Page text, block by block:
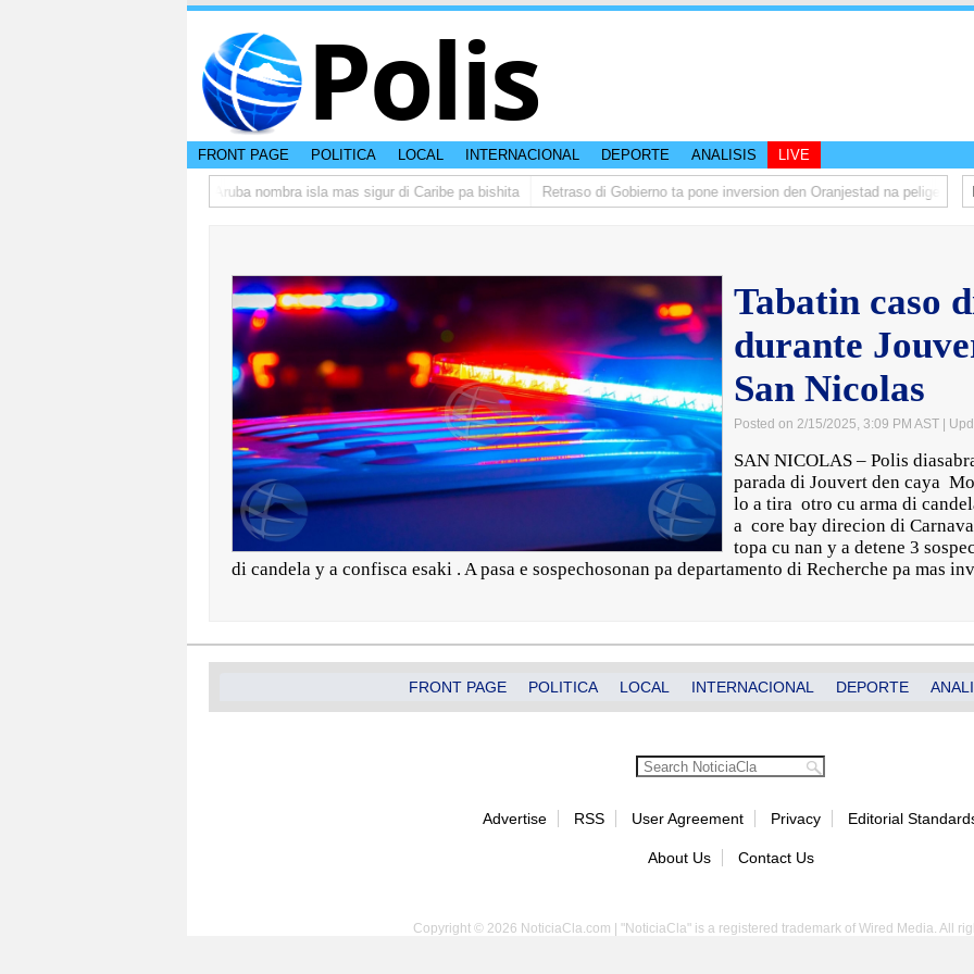
Polis
FRONT PAGE POLITICA LOCAL INTERNACIONAL DEPORTE ANALISIS LIVE
CISI: Aruba nombra isla mas sigur di Caribe pa bishita Retraso di Gobierno ta pone inversion den Oranjestad na peliger
Tabatin caso
durante
San Nicolas
Posted on 2/15/2025, 3:09 PM AST |
SAN NICOLAS – Polis
parada di Jouvert den caya
lo a tira otro cu arma di
a core bay direcion di
topa cu nan y a detene 3
di candela y a confisca esaki . A pasa e sospechosonan pa departamento di Recherche pa mas
FRONT PAGE POLITICA LOCAL INTERNACIONAL DEPORTE
Advertise RSS User Agreement Privacy Editorial
About Us Contact Us
Copyright © 2026 NoticiaCla.com | "NoticiaCla" is a registered trademark of Wired Media. All